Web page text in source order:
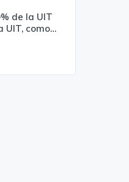
EN EL
EL
CIVIL. A
de la UIT
UIT, como
las
Centros